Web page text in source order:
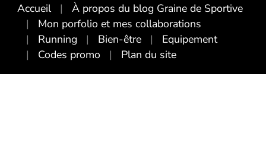
Accueil
À propos du blog Graine de Sportive
Mon porfolio et mes collaborations
Running
Bien-être
Equipement
Codes promo
Plan du site